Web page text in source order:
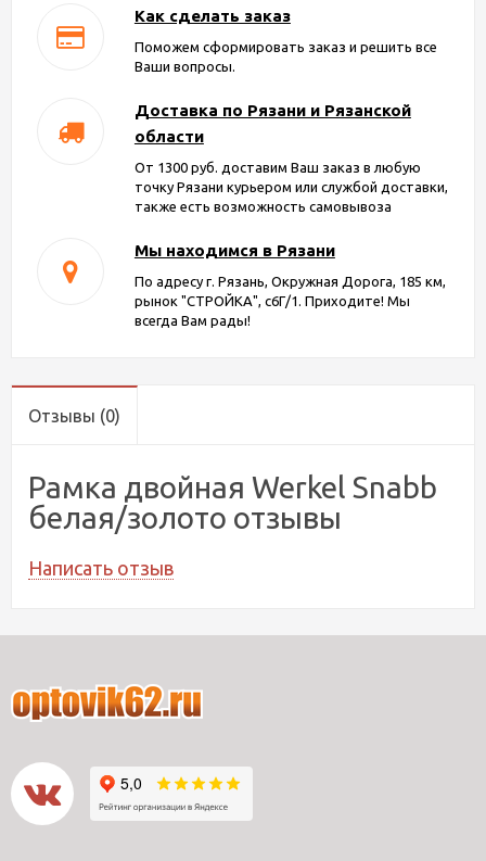
Как сделать заказ
Поможем сформировать заказ и решить все
Ваши вопросы.
Доставка по Рязани и Рязанской
области
От 1300 руб. доставим Ваш заказ в любую
точку Рязани курьером или службой доставки,
также есть возможность самовывоза
Мы находимся в Рязани
По адресу г. Рязань, Окружная Дорога, 185 км,
рынок "СТРОЙКА", с6Г/1. Приходите! Мы
всегда Вам рады!
Отзывы (0)
Рамка двойная Werkel Snabb
белая/золото отзывы
Написать отзыв